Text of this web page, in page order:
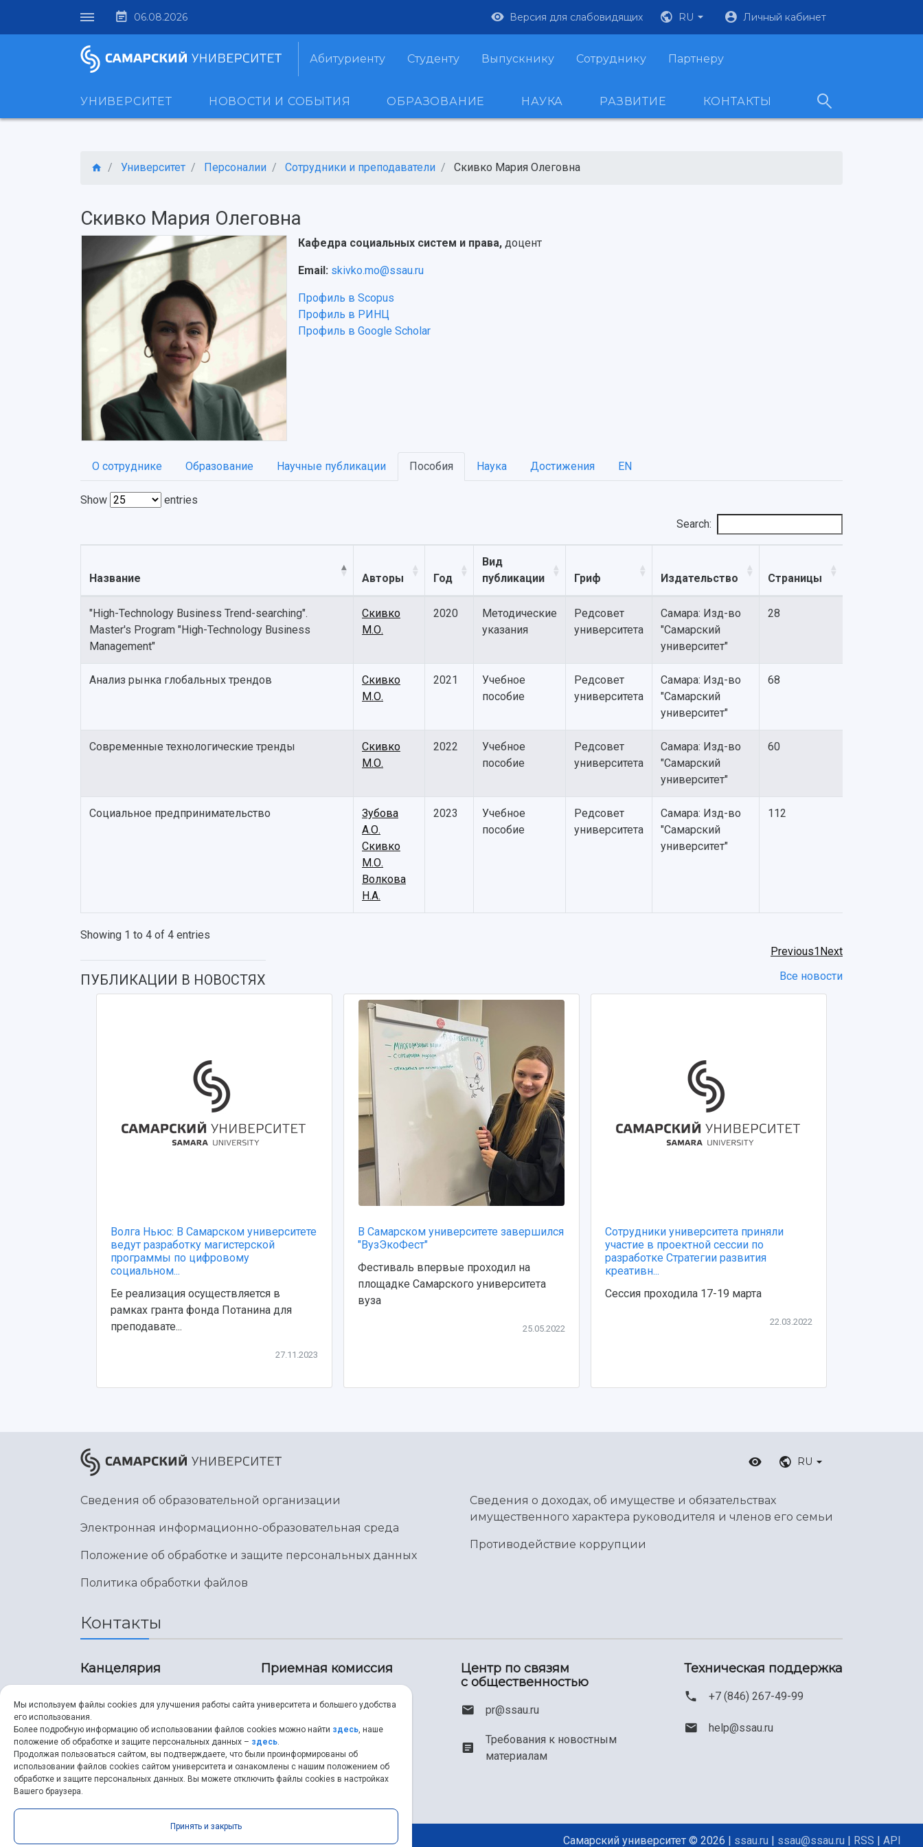
06.08.2026 Версия для слабовидящих RU Личный кабинет
Абитуриенту Студенту Выпускнику Сотруднику Партнеру
УНИВЕРСИТЕТ НОВОСТИ И СОБЫТИЯ ОБРАЗОВАНИЕ НАУКА РАЗВИТИЕ КОНТАКТЫ
Университет Персоналии Сотрудники и преподаватели Скивко Мария Олеговна
Скивко Мария Олеговна
Кафедра социальных систем и права, доцент
Email: skivko.mo@ssau.ru
Профиль в Scopus
Профиль в РИНЦ
Профиль в Google Scholar
О сотруднике Образование Научные публикации Пособия Наука Достижения EN
Show
entries
Search:
Название Авторы Год
Вид
публикации
Гриф Издательство Страницы
"High-Technology Business Trend-searching".
Master's Program "High-Technology Business
Management"
Скивко
М.О.
2020
Методические
указания
Редсовет
университета
Самара: Изд-во
"Самарский
университет"
28
Анализ рынка глобальных трендов
Скивко
М.О.
2021
Учебное
пособие
Редсовет
университета
Самара: Изд-во
"Самарский
университет"
68
Современные технологические тренды
Скивко
М.О.
2022
Учебное
пособие
Редсовет
университета
Самара: Изд-во
"Самарский
университет"
60
Социальное предпринимательство
Зубова
А.О.
Скивко
М.О.
Волкова
Н.А.
2023
Учебное
пособие
Редсовет
университета
Самара: Изд-во
"Самарский
университет"
112
Showing 1 to 4 of 4 entries
Previous1Next
ПУБЛИКАЦИИ В НОВОСТЯХ Все новости
Волга Ньюс: В Самарском университете
ведут разработку магистерской
программы по цифровому
социальном...
Ее реализация осуществляется в
рамках гранта фонда Потанина для
преподавате...
27.11.2023
В Самарском университете завершился
"ВузЭкоФест"
Фестиваль впервые проходил на
площадке Самарского университета
вуза
25.05.2022
Сотрудники университета приняли
участие в проектной сессии по
разработке Стратегии развития
креативн...
Сессия проходила 17-19 марта
22.03.2022
RU
Сведения об образовательной организации
Электронная информационно-образовательная среда
Положение об обработке и защите персональных данных
Политика обработки файлов
Сведения о доходах, об имуществе и обязательствах
имущественного характера руководителя и членов его семьи
Противодействие коррупции
Контакты
Канцелярия
8 (846) 267-43-70
ssau@ssau.ru
Приемная комиссия
8 (846) 267-48-67
priem@ssau.ru
Центр по связям
с общественностью
pr@ssau.ru
Требования к новостным
материалам
Техническая поддержка
+7 (846) 267-49-99
help@ssau.ru
Самарский университет © 2026 | ssau.ru | ssau@ssau.ru | RSS | API
Мы используем файлы cookies для улучшения работы сайта университета и большего удобства
его использования.
Более подробную информацию об использовании файлов cookies можно найти здесь, наше
положение об обработке и защите персональных данных – здесь.
Продолжая пользоваться сайтом, вы подтверждаете, что были проинформированы об
использовании файлов cookies сайтом университета и ознакомлены с нашим положением об
обработке и защите персональных данных. Вы можете отключить файлы cookies в настройках
Вашего браузера.
Принять и закрыть